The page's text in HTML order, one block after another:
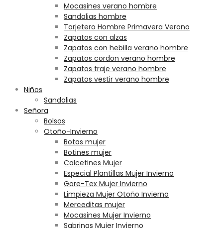
Mocasines verano hombre
Sandalias hombre
Tarjetero Hombre Primavera Verano
Zapatos con alzas
Zapatos con hebilla verano hombre
Zapatos cordon verano hombre
Zapatos traje verano hombre
Zapatos vestir verano hombre
Niños
Sandalias
Señora
Bolsos
Otoño-Invierno
Botas mujer
Botines mujer
Calcetines Mujer
Especial Plantillas Mujer Invierno
Gore-Tex Mujer Invierno
Limpieza Mujer Otoño Invierno
Merceditas mujer
Mocasines Mujer Invierno
Sabrinas Mujer Invierno